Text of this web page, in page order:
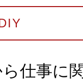
仕事に